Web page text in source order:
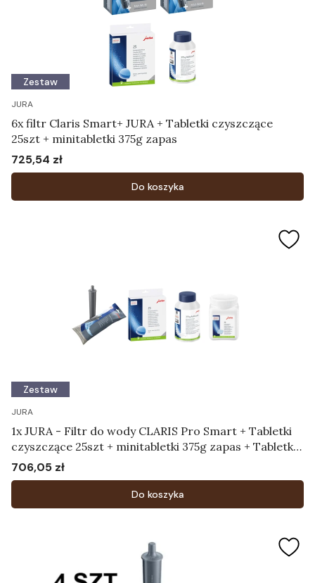
Zestaw
JURA
6x filtr Claris Smart+ JURA + Tabletki czyszczące
25szt + minitabletki 375g zapas
Cena
725,54 zł
Do koszyka
Zestaw
JURA
1x JURA - Filtr do wody CLARIS Pro Smart + Tabletki
czyszczące 25szt + minitabletki 375g zapas + Tabletki
odkamieniające 36szt. Jura
Cena
706,05 zł
Do koszyka